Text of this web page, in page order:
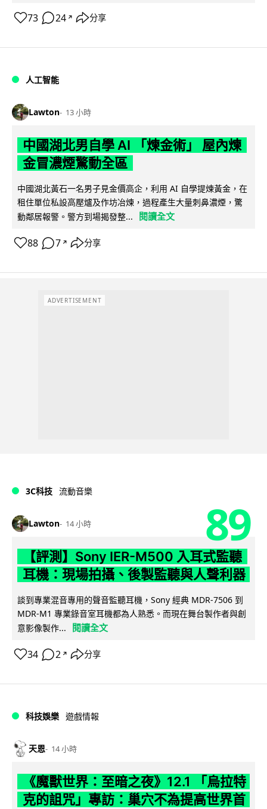
73 24 ↗ 分享
人工智能
Lawton 13 小時
中國湖北男自學 AI 「煉金術」 屋內煉
金冒濃煙驚動全區
中國湖北黃石一名男子見金價高企，利用 AI 自學提煉黃金，在
租住單位私設高壓爐及作坊冶煉，過程產生大量刺鼻濃煙，驚
動鄰居報警。警方到場揭發整...
閱讀全文
88 7 ↗ 分享
ADVERTISEMENT
3C科技 流動音樂
Lawton 14 小時 89
【評測】Sony IER-M500 入耳式監聽
耳機：現場拍攝、後製監聽與人聲利器
談到專業混音專用的聲音監聽耳機，Sony 經典 MDR-7506 到
MDR-M1 專業錄音室耳機都為人熟悉。而現在舞台製作者與創
意影像製作...
閱讀全文
34 2 ↗ 分享
科技娛樂 遊戲情報
天恩 14 小時
《魔獸世界：至暗之夜》12.1 「烏拉特
克的詛咒」專訪：巢穴不為提高世界首